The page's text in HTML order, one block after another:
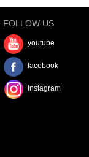
FOLLOW US
youtube
facebook
instagram